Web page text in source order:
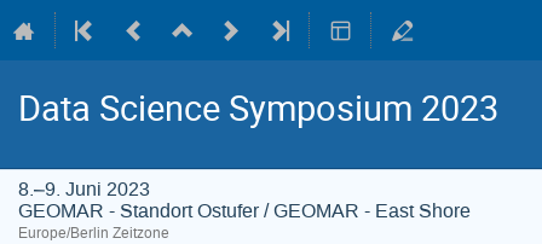
Data Science Symposium 2023
8.–9. Juni 2023
GEOMAR - Standort Ostufer / GEOMAR - East Shore
Europe/Berlin Zeitzone